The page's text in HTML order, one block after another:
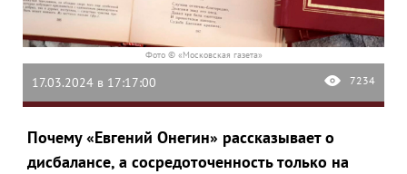
Фото © «Московская газета»
17.03.2024 в 17:17:00 7234
Почему «Евгений Онегин» рассказывает о
дисбалансе, а сосредоточенность только на